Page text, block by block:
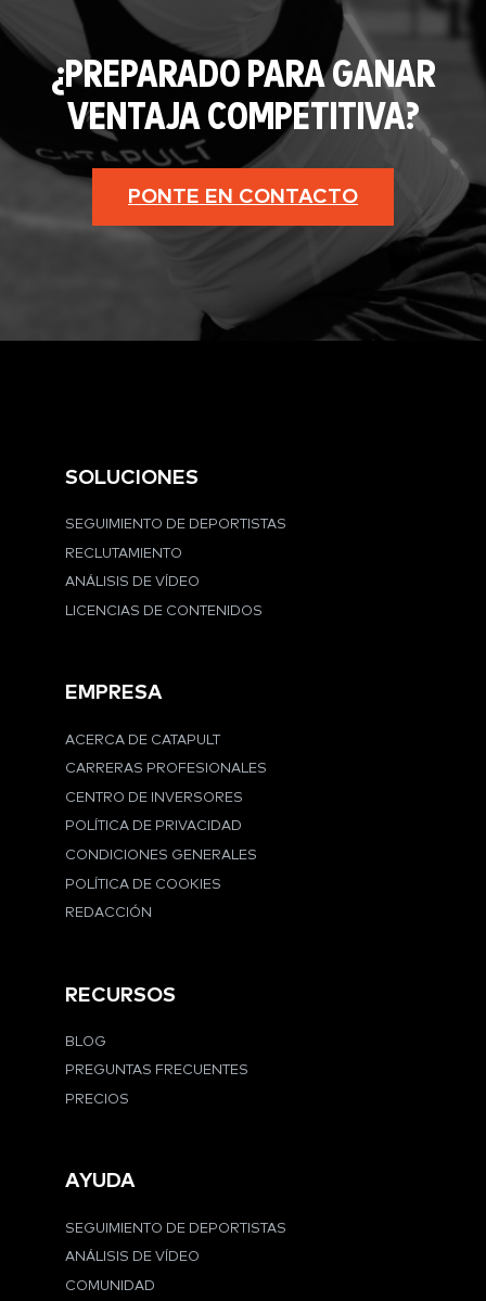
¿PREPARADO PARA GANAR
VENTAJA COMPETITIVA?
PONTE EN CONTACTO
SOLUCIONES
SEGUIMIENTO DE DEPORTISTAS
RECLUTAMIENTO
ANÁLISIS DE VÍDEO
LICENCIAS DE CONTENIDOS
EMPRESA
ACERCA DE CATAPULT
CARRERAS PROFESIONALES
CENTRO DE INVERSORES
POLÍTICA DE PRIVACIDAD
CONDICIONES GENERALES
POLÍTICA DE COOKIES
REDACCIÓN
RECURSOS
BLOG
PREGUNTAS FRECUENTES
PRECIOS
AYUDA
SEGUIMIENTO DE DEPORTISTAS
ANÁLISIS DE VÍDEO
COMUNIDAD